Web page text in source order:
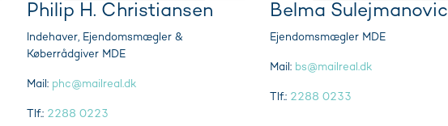
Philip H. Christiansen
Indehaver, Ejendomsmægler &
Køberrådgiver MDE
Mail: phc@mailreal.dk
Tlf.: 2288 0223
Belma Sulejmanovic
Ejendomsmægler MDE
Mail: bs@mailreal.dk
Tlf.: 2288 0233